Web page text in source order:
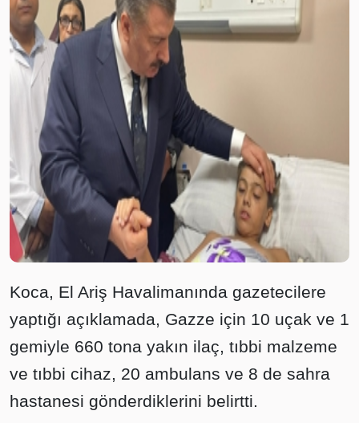
Koca, El Ariş Havalimanında gazetecilere
yaptığı açıklamada, Gazze için 10 uçak ve 1
gemiyle 660 tona yakın ilaç, tıbbi malzeme
ve tıbbi cihaz, 20 ambulans ve 8 de sahra
hastanesi gönderdiklerini belirtti.